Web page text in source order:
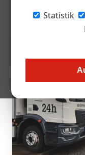
Statistik
Gastronomie oder